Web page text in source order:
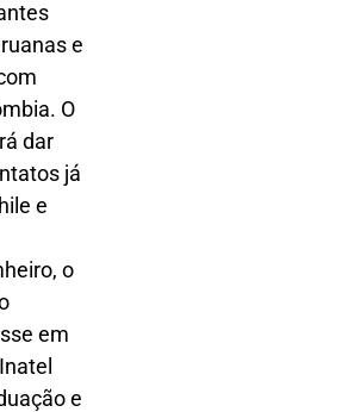
e
O
dar
já
e
o
em
e